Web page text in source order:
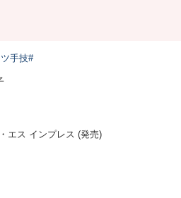
手技#
エス インプレス (発売)